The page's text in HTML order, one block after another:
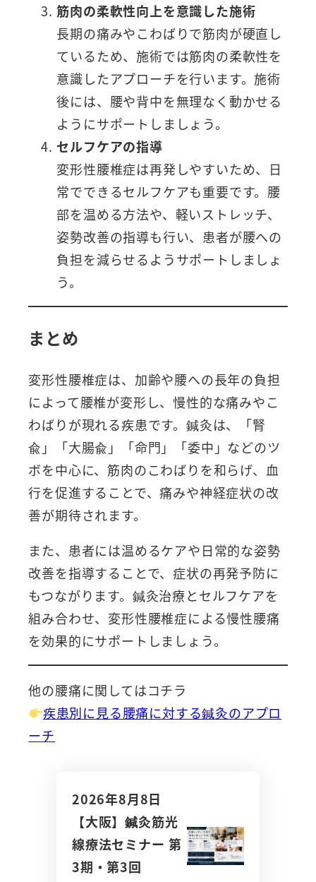
筋肉の柔軟性向上を意識した施術
長期の痛みやこわばりで筋肉が硬直し
ているため、施術では筋肉の柔軟性を
意識したアプローチを行います。施術
後には、腰や背中を無理なく動かせる
ようにサポートしましょう。
セルフケアの指導
変形性腰椎症は再発しやすいため、日
常でできるセルフケアも重要です。腰
部を温める方法や、軽いストレッチ、
姿勢改善の指導も行い、患者が腰への
負担を減らせるようサポートしましょ
う。
まとめ
変形性腰椎症は、加齢や腰への長年の負担
によって腰椎が変形し、慢性的な痛みやこ
わばりが現れる疾患です。鍼灸は、「腎
兪」「大腸兪」「命門」「委中」などのツ
ボを中心に、筋肉のこわばりを和らげ、血
行を促進することで、痛みや神経症状の改
善が期待されます。
また、患者には温めるケアや日常的な姿勢
改善を指導することで、症状の再発予防に
もつながります。鍼灸治療とセルフケアを
組み合わせ、変形性腰椎症による慢性腰痛
を効果的にサポートしましょう。
他の腰痛に関してはコチラ
疾患別に見る腰痛に対する鍼灸のアプロ
ーチ
2026年8月8日
【大阪】鍼灸筋光
線療法セミナー 第
3期・第3回